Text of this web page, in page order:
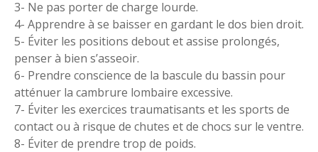
3- Ne pas porter de charge lourde.
4- Apprendre à se baisser en gardant le dos bien droit.
5- Éviter les positions debout et assise prolongés,
penser à bien s’asseoir.
6- Prendre conscience de la bascule du bassin pour
atténuer la cambrure lombaire excessive.
7- Éviter les exercices traumatisants et les sports de
contact ou à risque de chutes et de chocs sur le ventre.
8- Éviter de prendre trop de poids.